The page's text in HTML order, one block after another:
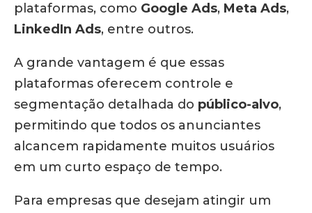
plataformas, como Google Ads, Meta Ads,
LinkedIn Ads, entre outros.
A grande vantagem é que essas
plataformas oferecem controle e
segmentação detalhada do público-alvo,
permitindo que todos os anunciantes
alcancem rapidamente muitos usuários
em um curto espaço de tempo.
Para empresas que desejam atingir um